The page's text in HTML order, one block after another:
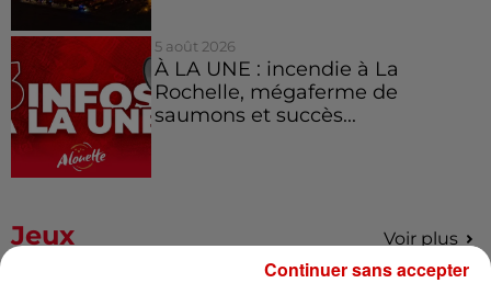
5 août 2026
À LA UNE : incendie à La
Rochelle, mégaferme de
saumons et succès...
Jeux Voir plus
Continuer sans accepter